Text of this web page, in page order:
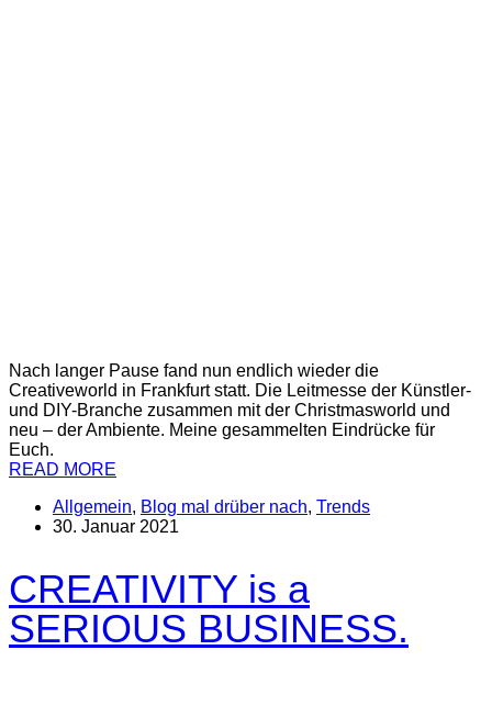
Nach langer Pause fand nun endlich wieder die
Creativeworld in Frankfurt statt. Die Leitmesse der Künstler-
und DIY-Branche zusammen mit der Christmasworld und
neu – der Ambiente. Meine gesammelten Eindrücke für
Euch.
READ MORE
Allgemein, Blog mal drüber nach, Trends
30. Januar 2021
CREATIVITY is a
SERIOUS BUSINESS.